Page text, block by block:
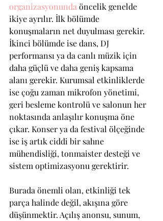
organizasyonunda öncelik genelde
ikiye ayrılır. İlk bölümde
konuşmaların net duyulması gerekir.
İkinci bölümde ise dans, DJ
performansı ya da canlı müzik için
daha güçlü ve daha geniş kapsama
alanı gerekir. Kurumsal etkinliklerde
ise çoğu zaman mikrofon yönetimi,
geri besleme kontrolü ve salonun her
noktasında anlaşılır konuşma öne
çıkar. Konser ya da festival ölçeğinde
ise iş artık ciddi bir sahne
mühendisliği, tonmaister desteği ve
sistem optimizasyonu gerektirir.
Burada önemli olan, etkinliği tek
parça halinde değil, akışına göre
düşünmektir. Açılış anonsu, sunum,